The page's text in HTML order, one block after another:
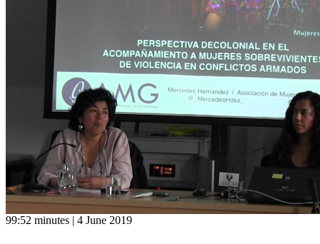
99:52 minutes | 4 June 2019